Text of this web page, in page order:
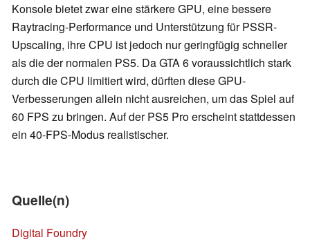
Konsole bietet zwar eine stärkere GPU, eine bessere
Raytracing-Performance und Unterstützung für PSSR-
Upscaling, ihre CPU ist jedoch nur geringfügig schneller
als die der normalen PS5. Da GTA 6 voraussichtlich stark
durch die CPU limitiert wird, dürften diese GPU-
Verbesserungen allein nicht ausreichen, um das Spiel auf
60 FPS zu bringen. Auf der PS5 Pro erscheint stattdessen
ein 40-FPS-Modus realistischer.
Quelle(n)
Digital Foundry